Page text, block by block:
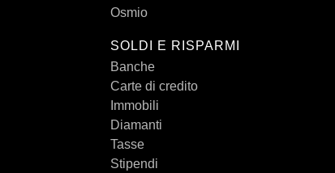
Osmio
SOLDI E RISPARMI
Banche
Carte di credito
Immobili
Diamanti
Tasse
Stipendi